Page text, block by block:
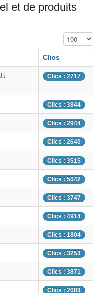
et de produits
Affichage #
Clics
Clics : 2717
Clics : 3844
Clics : 2944
Clics : 2640
Clics : 3515
Clics : 5042
Clics : 3747
Clics : 4914
Clics : 1804
Clics : 3253
Clics : 3871
Clics : 2003